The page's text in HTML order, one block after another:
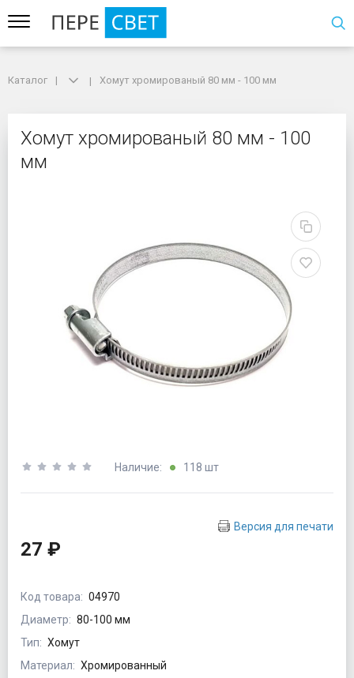
Хомут хромированый 80 мм - 100 мм
Каталог Хомут хромированый 80 мм - 100 мм
Хомут хромированый 80 мм - 100
мм
Наличие: 118 шт
Версия для печати
27 ₽
Код товара: 04970
Диаметр: 80-100 мм
Тип: Хомут
Материал: Хромированный